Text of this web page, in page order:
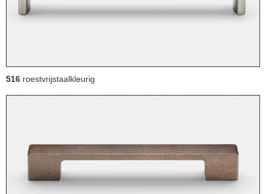
516 roestvrijstaalkleurig